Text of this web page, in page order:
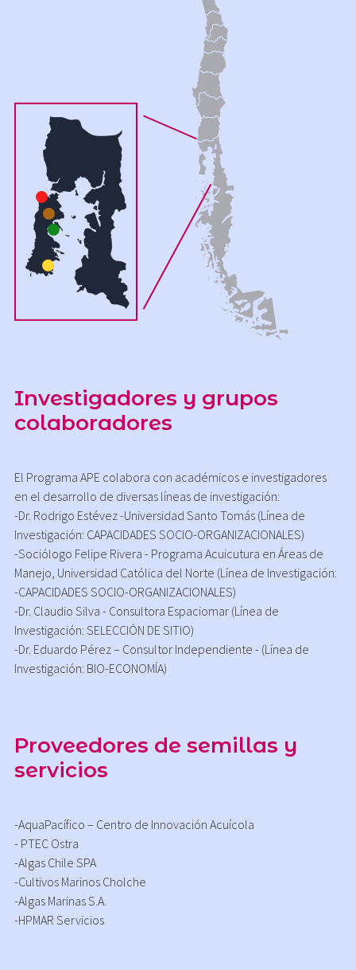
Investigadores y grupos
colaboradores
El Programa APE colabora con académicos e investigadores
en el desarrollo de diversas líneas de investigación:
-Dr. Rodrigo Estévez -Universidad Santo Tomás (Línea de
Investigación: CAPACIDADES SOCIO-ORGANIZACIONALES)
-Sociólogo Felipe Rivera - Programa Acuicutura en Áreas de
Manejo, Universidad Católica del Norte (Línea de Investigación:
-CAPACIDADES SOCIO-ORGANIZACIONALES)
-Dr. Claudio Silva - Consultora Espaciomar (Línea de
Investigación: SELECCIÓN DE SITIO)
-Dr. Eduardo Pérez – Consultor Independiente - (Línea de
Investigación: BIO-ECONOMÍA)
Proveedores de semillas y
servicios
-AquaPacífico – Centro de Innovación Acuícola
- PTEC Ostra
-Algas Chile SPA
-Cultivos Marinos Cholche
-Algas Marinas S.A.
-HPMAR Servicios